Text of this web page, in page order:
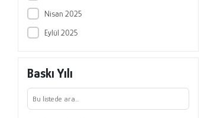
Nisan 2025
Eylül 2025
Baskı Yılı